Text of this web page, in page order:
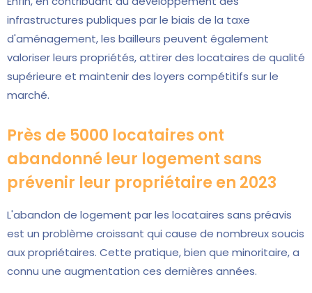
infrastructures publiques par le biais de la taxe
d'aménagement, les bailleurs peuvent également
valoriser leurs propriétés, attirer des locataires de qualité
supérieure et maintenir des loyers compétitifs sur le
marché.
Près de 5000 locataires ont
abandonné leur logement sans
prévenir leur propriétaire en 2023
L'abandon de logement par les locataires sans préavis
est un problème croissant qui cause de nombreux soucis
aux propriétaires. Cette pratique, bien que minoritaire, a
connu une augmentation ces dernières années.